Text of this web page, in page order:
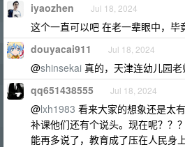
iyaozhen Jul 18, 2024
这个一直可以吧 在老一辈眼中，毕
douyacai911 Jul 18, 2024
@shinsekai 真的，天津连幼儿园
qq651438555 Jul 18, 2024
@lxh1983 看来大家的想象还是太
补课他们还有个说头。现在呢？？
能再多说了，教育成了压在人民身